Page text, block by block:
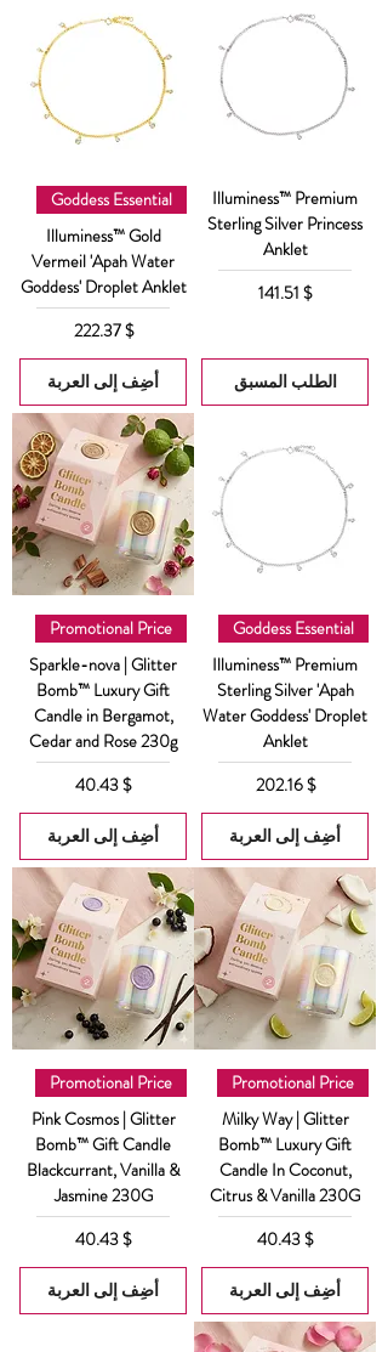
Illuminess™ Premium
Sterling Silver Princess
Anklet
السعر
$ 141.51
الطلب المسبق
Goddess Essential
Illuminess™ Gold
Vermeil 'Apah Water
Goddess' Droplet Anklet
السعر
$ 222.37
أضِف إلى العربة
Goddess Essential
Illuminess™ Premium
Sterling Silver 'Apah
Water Goddess' Droplet
Anklet
السعر
$ 202.16
أضِف إلى العربة
Promotional Price
Sparkle-nova | Glitter
Bomb™ Luxury Gift
Candle in Bergamot,
Cedar and Rose 230g
السعر
$ 40.43
أضِف إلى العربة
Promotional Price
Milky Way | Glitter
Bomb™ Luxury Gift
Candle In Coconut,
Citrus & Vanilla 230G
السعر
$ 40.43
أضِف إلى العربة
Promotional Price
Pink Cosmos | Glitter
Bomb™ Gift Candle
Blackcurrant, Vanilla &
Jasmine 230G
السعر
$ 40.43
أضِف إلى العربة